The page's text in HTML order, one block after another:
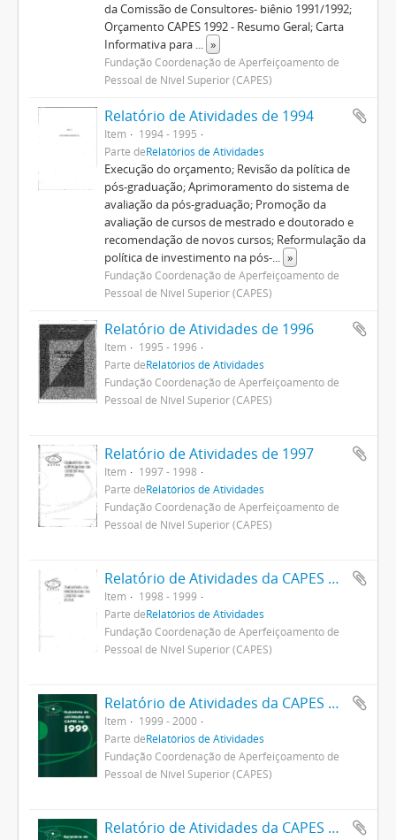
da Comissão de Consultores- biênio 1991/1992;
Orçamento CAPES 1992 - Resumo Geral; Carta
Informativa para ... »
Fundação Coordenação de Aperfeiçoamento de
Pessoal de Nível Superior (CAPES)
Relatório de Atividades de 1994
Item
1994 - 1995
Parte deRelatórios de Atividades
Execução do orçamento; Revisão da política de
pós-graduação; Aprimoramento do sistema de
avaliação da pós-graduação; Promoção da
avaliação de cursos de mestrado e doutorado e
recomendação de novos cursos; Reformulação da
política de investimento na pós-... »
Fundação Coordenação de Aperfeiçoamento de
Pessoal de Nível Superior (CAPES)
Relatório de Atividades de 1996
Item
1995 - 1996
Parte deRelatórios de Atividades
Fundação Coordenação de Aperfeiçoamento de
Pessoal de Nível Superior (CAPES)
Relatório de Atividades de 1997
Item
1997 - 1998
Parte deRelatórios de Atividades
Fundação Coordenação de Aperfeiçoamento de
Pessoal de Nível Superior (CAPES)
Relatório de Atividades da CAPES em 1998
Item
1998 - 1999
Parte deRelatórios de Atividades
Fundação Coordenação de Aperfeiçoamento de
Pessoal de Nível Superior (CAPES)
Relatório de Atividades da CAPES 1999
Item
1999 - 2000
Parte deRelatórios de Atividades
Fundação Coordenação de Aperfeiçoamento de
Pessoal de Nível Superior (CAPES)
Relatório de Atividades da CAPES 2000